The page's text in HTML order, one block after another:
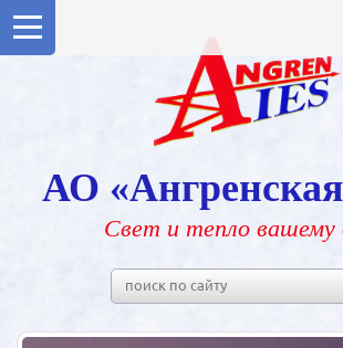
АО
Свет и тепло вашему